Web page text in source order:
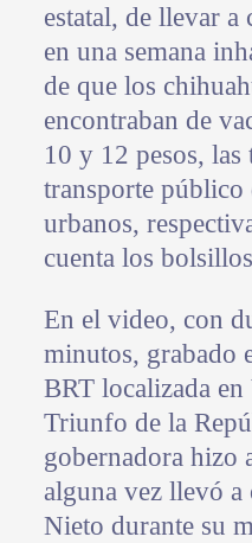
estatal, de llevar a
en una semana
de que los
encontraban de
10 y 12 pesos,
transporte público
urbanos,
cuenta los
En el video, con
minutos, grabado
BRT localizada
Triunfo de la
gobernadora hizo
alguna vez llevó a
Nieto durante su